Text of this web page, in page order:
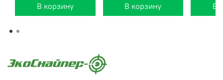
В корзину В корзину В